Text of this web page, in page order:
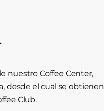
nuestro Coffee Center,
desde el cual se obtienen
Club.